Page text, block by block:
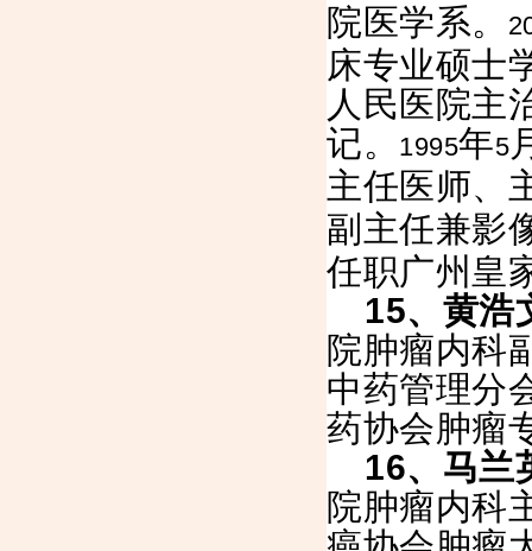
院医学系。
床专业硕士
人民医院主
记。
1995年5
主任医师、
副主任兼影
任职广州皇
15、黄浩
院肿瘤内科
中药管理分
药协会肿瘤
16、马兰
院肿瘤内科